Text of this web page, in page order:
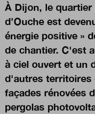
À Dijon, le quartier
d’Ouche est
énergie positive »
de chantier. C'est
à ciel ouvert et un
d'autres territoires
façades rénovées
pergolas